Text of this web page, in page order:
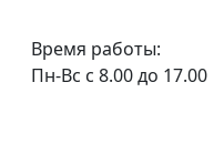
Время работы:
Пн-Вс с 8.00 до 17.00